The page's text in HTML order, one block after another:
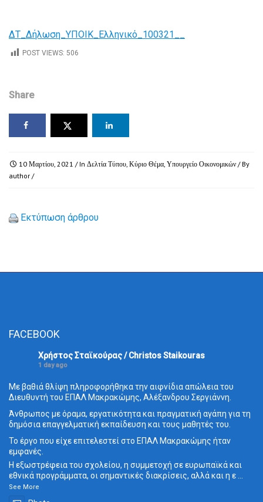
ΔΤ_Δήλωση_ΥΠΟΙΚ_Ελληνικό_100321__
POST VIEWS: 506
Share
10 Μαρτίου, 2021 / In Δελτία Τύπου, Κύριο Θέμα, Υπουργείο Οικονομικών / By
author /
Εκτύπωση άρθρου
FACEBOOK
Χρήστος Σταϊκούρας / Christos Staikouras
1 day ago
Με βαθιά θλίψη πληροφορήθηκα την αιφνίδια απώλεια του
Διευθυντή του ΕΠΑΛ Μακρακώμης, Αλέξανδρου Σεργιάννη.
Άνθρωπος με όραμα, εργατικότητα και πραγματική αγάπη για τη
δημόσια επαγγελματική εκπαίδευση και τους μαθητές του.
Το έργο που είχε επιτελεστεί στο ΕΠΑΛ Μακρακώμης ήταν
εμφανές.
Η εξωστρέφεια του σχολείου, η συμμετοχή σε ευρωπαϊκά και
εθνικά προγράμματα, οι σημαντικές διακρίσεις, αλλά και η ε...
See More